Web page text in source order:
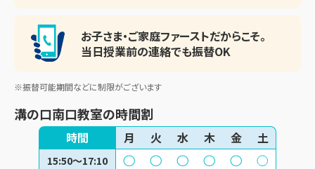
お子さま・ご家庭ファーストだからこそ。
当日授業前の連絡でも振替OK
※振替可能期間などに制限がございます
溝の口南口教室の時間割
時間 月 火 水 木 金 土
15:50～17:10